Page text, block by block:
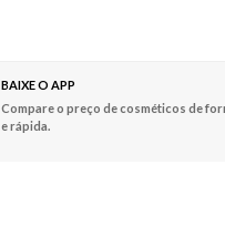
BAIXE O APP
Compare o preço de cosméticos de
e rápida.